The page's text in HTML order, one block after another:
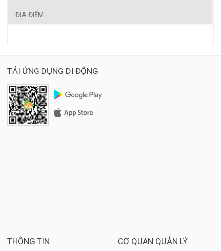
ĐỊA ĐIỂM
TẢI ỨNG DỤNG DI ĐỘNG
THÔNG TIN CƠ QUAN QUẢN LÝ